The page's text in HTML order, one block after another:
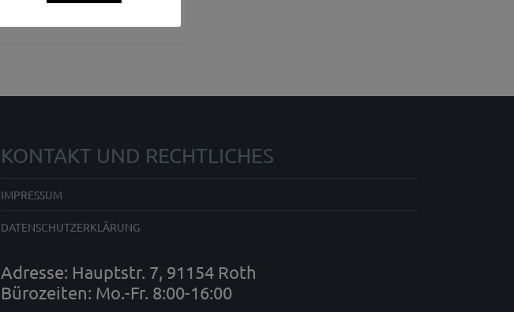
KONTAKT UND RECHTLICHES
IMPRESSUM
DATENSCHUTZERKLÄRUNG
Adresse: Hauptstr. 7, 91154 Roth
Bürozeiten: Mo.-Fr. 8:00-16:00